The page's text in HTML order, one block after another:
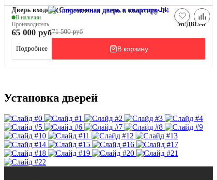
Дверь входная Современная дверь в квартиру-14
В наличии
Производитель
МЕДВЕРЬ
65 000 руб71 500 руб
Подробнее В корзину
Установка дверей